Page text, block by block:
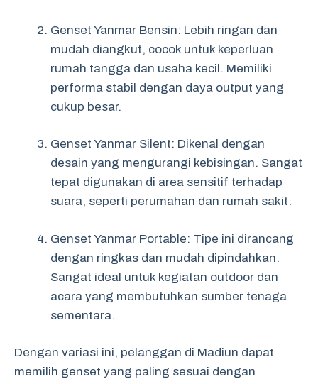
Genset Yanmar Bensin: Lebih ringan dan
mudah diangkut, cocok untuk keperluan
rumah tangga dan usaha kecil. Memiliki
performa stabil dengan daya output yang
cukup besar.
Genset Yanmar Silent: Dikenal dengan
desain yang mengurangi kebisingan. Sangat
tepat digunakan di area sensitif terhadap
suara, seperti perumahan dan rumah sakit.
Genset Yanmar Portable: Tipe ini dirancang
dengan ringkas dan mudah dipindahkan.
Sangat ideal untuk kegiatan outdoor dan
acara yang membutuhkan sumber tenaga
sementara.
Dengan variasi ini, pelanggan di Madiun dapat
memilih genset yang paling sesuai dengan